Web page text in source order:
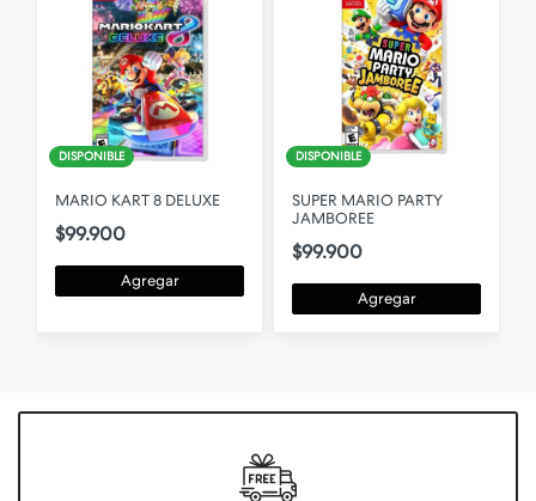
DISPONIBLE
MARIO KART 8 DELUXE
$99.900
Agregar
DISPONIBLE
SUPER MARIO PARTY
JAMBOREE
$99.900
Agregar